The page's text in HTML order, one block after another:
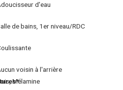
d'eau
de bains, 1er niveau/RDC
voisin à l'arrière
Mélamine